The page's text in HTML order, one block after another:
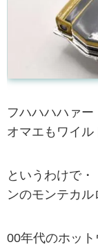
フハハハハァー
オマエもワイル
というわけで
ンのモンテカル
00年代のホッ